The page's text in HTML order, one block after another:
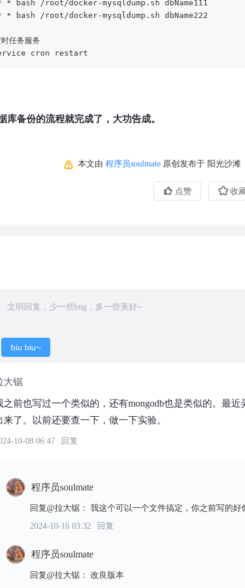
bash /root/docker-mysqldump.sh dbName111
任务服务
cron restart
库备份的流程就完成了，大功告成。
本文由 程序员soulmate 原创发布于 阳光沙滩
点赞 收
biu biu~
大锯
之前也写过一个类似的，还有mongodb也是类似的。最
来了。以前还要查一下，做一下实验。
10-08 06:47 回复
程序员soulmate
回复@拉大锯 ： 我这个可以一个文件搞定，你之前写的
2024-10-16 03:32
回复
程序员soulmate
回复@拉大锯 ： 改良版本